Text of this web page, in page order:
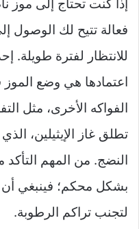
إذا كنت تحتاج إلى
فعالة تتيح لك الوصول
للانتظار لفترة
اعتمادها هي وضع
الفواكه الأخرى، مثل
تطلق غاز الإيثيلين،
النضج. من المهم
بشكل محكم؛ فينبغي أن
لتجنب تراكم الرطوبة.